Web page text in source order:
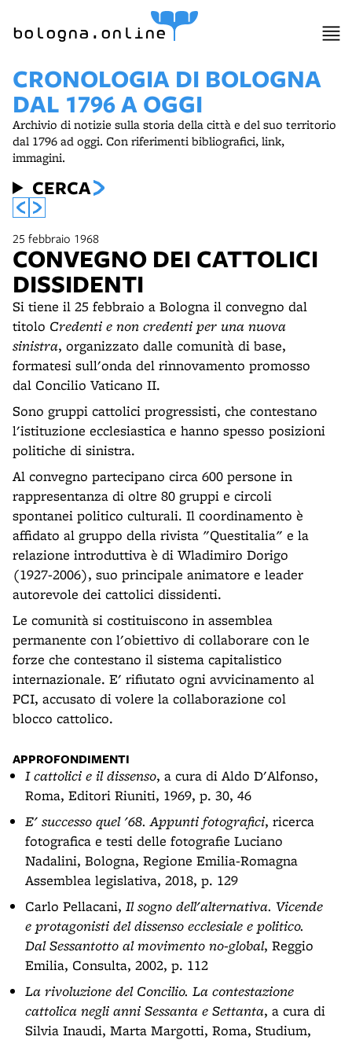
bologna.online
CRONOLOGIA DI BOLOGNA
DAL 1796 A OGGI
Archivio di notizie sulla storia della città e del suo territorio
dal 1796 ad oggi. Con riferimenti bibliografici, link,
immagini.
CERCA
25 febbraio 1968
CONVEGNO DEI CATTOLICI
DISSIDENTI
Si tiene il 25 febbraio a Bologna il convegno dal
titolo Credenti e non credenti per una nuova
sinistra, organizzato dalle comunità di base,
formatesi sull'onda del rinnovamento promosso
dal Concilio Vaticano II.
Sono gruppi cattolici progressisti, che contestano
l'istituzione ecclesiastica e hanno spesso posizioni
politiche di sinistra.
Al convegno partecipano circa 600 persone in
rappresentanza di oltre 80 gruppi e circoli
spontanei politico culturali. Il coordinamento è
affidato al gruppo della rivista "Questitalia" e la
relazione introduttiva è di Wladimiro Dorigo
(1927-2006), suo principale animatore e leader
autorevole dei cattolici dissidenti.
Le comunità si costituiscono in assemblea
permanente con l'obiettivo di collaborare con le
forze che contestano il sistema capitalistico
internazionale. E' rifiutato ogni avvicinamento al
PCI, accusato di volere la collaborazione col
blocco cattolico.
APPROFONDIMENTI
I cattolici e il dissenso, a cura di Aldo D'Alfonso,
Roma, Editori Riuniti, 1969, p. 30, 46
E' successo quel '68. Appunti fotografici, ricerca
fotografica e testi delle fotografie Luciano
Nadalini, Bologna, Regione Emilia-Romagna
Assemblea legislativa, 2018, p. 129
Carlo Pellacani, Il sogno dell'alternativa. Vicende
e protagonisti del dissenso ecclesiale e politico.
Dal Sessantotto al movimento no-global, Reggio
Emilia, Consulta, 2002, p. 112
La rivoluzione del Concilio. La contestazione
cattolica negli anni Sessanta e Settanta, a cura di
Silvia Inaudi, Marta Margotti, Roma, Studium,